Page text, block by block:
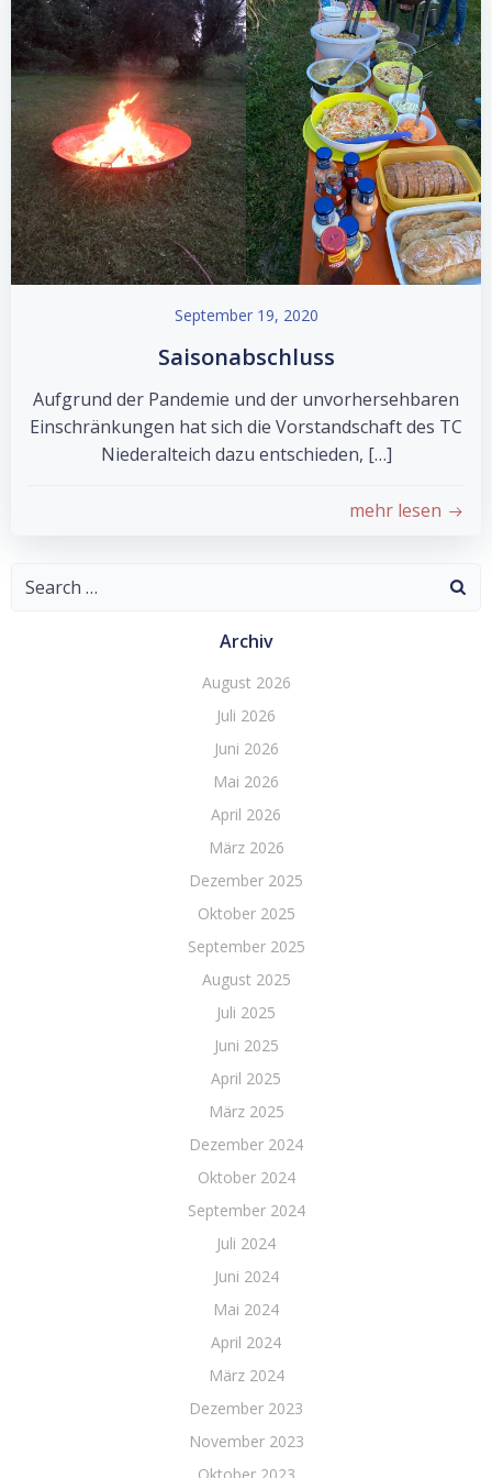
September 19, 2020
Saisonabschluss
Aufgrund der Pandemie und der unvorhersehbaren
Einschränkungen hat sich die Vorstandschaft des TC
Niederalteich dazu entschieden, […]
mehr lesen
Search
Archiv
August 2026
Juli 2026
Juni 2026
Mai 2026
April 2026
März 2026
Dezember 2025
Oktober 2025
September 2025
August 2025
Juli 2025
Juni 2025
April 2025
März 2025
Dezember 2024
Oktober 2024
September 2024
Juli 2024
Juni 2024
Mai 2024
April 2024
März 2024
Dezember 2023
November 2023